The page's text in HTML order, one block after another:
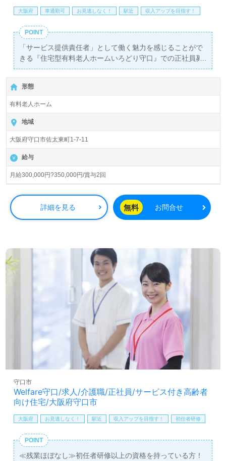
大阪府 車通勤可 お見逃しなく！ 駅近 収入アップを目指す！
POINT
「サービス提供責任者」として働く魅力を感じることがで
きる『住宅型有料老人ホームいろどり守口』での正社員募
集。月給は300,000円から350,000円、年に2回の賞与もあ
り、安定した収入を得ることが可能です。初任者研修以上
の資格を持つ方を対象としており、経験を活かして働くこ
とができます。勤務地は『大日駅』から徒歩10分の場所に
あり、車通勤も可能なので、通勤のストレスを軽減できま
す。
この事業所は、41名の定員を持つ全室個室の施設で、職員
全員が一丸となって、ご利用者様の『その人らしさ』を大
切にした介護サポートを実現しています。明るくポジティ
ブな社風が特徴で、幅広い年代層の職員が活躍しており、
互いに支え合いながら成長できる環境が整っています。あ
なたの資格や経験を活かしながら、働きがいを感じられる
職場で、心温まる介護を提供することができます。
収交渉まで、専門のコンサルタントがしっかりとサポート
します。非公開求人も取り扱っており、転職活動の不安を
軽減できます。介護職を検討している方は、ぜひ一度お問
い合わせください。あなたの新たなスタートを全力で応援
形態
有料老人ホーム
地域
大阪府守口市佐太東町1-7-11
給与
月給300,000円?350,000円/賞与2回
詳細を見る 無料 お問合せ
Welfare守口/求人/介護職/正社員/サービス付き高齢者
向け住宅/大阪府守口市
守口市
大阪府 お見逃しなく！ 駅近 収入アップを目指す！ 初任者研修
POINT
≪残業ほぼなし≫初任者研修以上の資格を持っている方！